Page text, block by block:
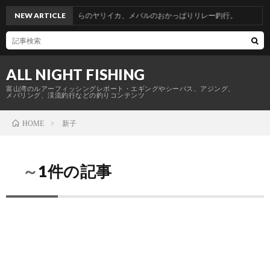
ALL NIGHT FISHING
富山湾のルアーフィッシングレポート・エギングやシーバス、アジング、
メバリング、渓流釣行などの釣りコンテンツ
NEW ARTICLE
省釣行。青物からのヤリイカ、メバルのおかっぱりリレー釣行。
HOME 新子
～1件の記事